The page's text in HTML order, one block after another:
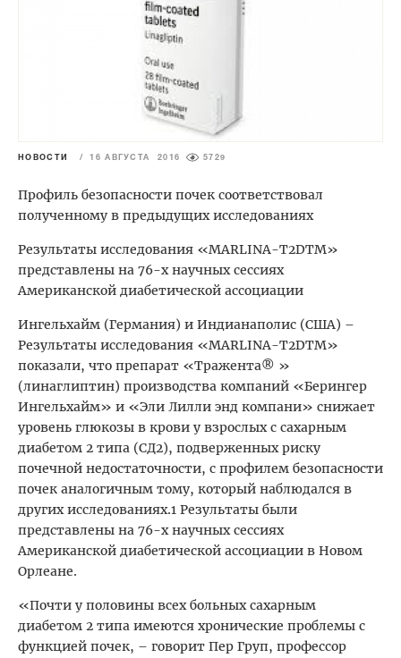
НОВОСТИ / 16 АВГУСТА 2016 5729
Профиль безопасности почек соответствовал
полученному в предыдущих исследованиях
Результаты исследования «MARLINA-T2DTM»
представлены на 76-х научных сессиях
Американской диабетической ассоциации
Ингельхайм (Германия) и Индианаполис (США) –
Результаты исследования «MARLINA-T2DTM»
показали, что препарат «Тражента® »
(линаглиптин) производства компаний «Берингер
Ингельхайм» и «Эли Лилли энд компани» снижает
уровень глюкозы в крови у взрослых с сахарным
диабетом 2 типа (СД2), подверженных риску
почечной недостаточности, с профилем безопасности
почек аналогичным тому, который наблюдался в
других исследованиях.1 Результаты были
представлены на 76-х научных сессиях
Американской диабетической ассоциации в Новом
Орлеане.
«Почти у половины всех больных сахарным
диабетом 2 типа имеются хронические проблемы с
функцией почек, – говорит Пер Груп, профессор